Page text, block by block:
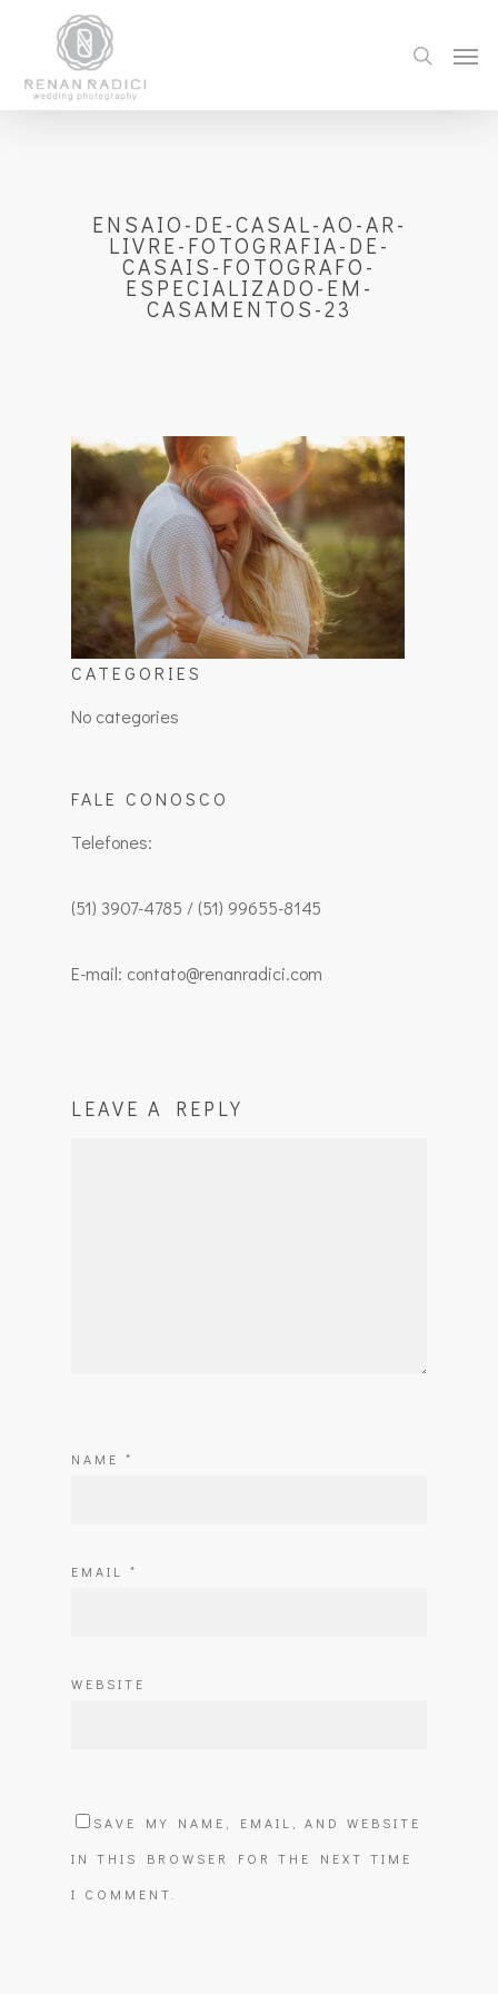
ENSAIO-DE-CASAL-AO-AR-
LIVRE-FOTOGRAFIA-DE-
CASAIS-FOTOGRAFO-
ESPECIALIZADO-EM-
CASAMENTOS-23
CATEGORIES
No categories
FALE CONOSCO
Telefones:
(51) 3907-4785 / (51) 99655-8145
E-mail: contato@renanradici.com
LEAVE A REPLY
NAME *
EMAIL *
WEBSITE
SAVE MY NAME, EMAIL, AND WEBSITE
IN THIS BROWSER FOR THE NEXT TIME
I COMMENT.